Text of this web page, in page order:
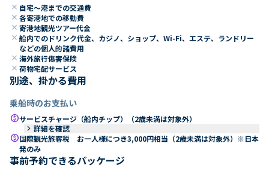
close 自宅～港までの交通費
close 各寄港地での移動費
close 寄港地観光ツアー代金
close 船内でのドリンク代金、カジノ、ショップ、Wi-Fi、エステ、ランドリー
などの個人的諸費用
close 海外旅行傷害保険
close 荷物宅配サービス
別途、掛かる費用
乗船時のお支払い
paidサービスチャージ（船内チップ）（2歳未満は対象外）
keyboard_arrow_right 詳細を確認
paid国際観光旅客税 お一人様につき3,000円相当（2歳未満は対象外）※日本
発のみ
事前予約できるパッケージ